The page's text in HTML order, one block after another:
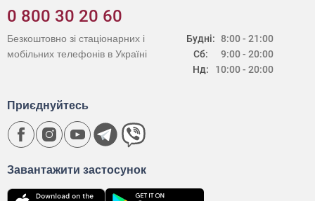
0 800 30 20 60
Будні:
Сб:
Нд:
8:00 - 21:00
9:00 - 20:00
10:00 - 20:00
Безкоштовно зі стаціонарних і
мобільних телефонів в Україні
Завантажити застосунок
Приєднуйтесь